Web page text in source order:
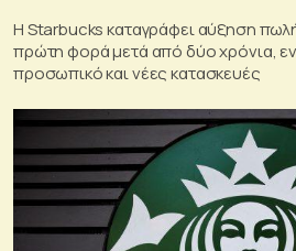
Η Starbucks καταγράφει αύξηση
πρώτη φορά μετά από δύο χρόνια,
προσωπικό και νέες κατασκευές